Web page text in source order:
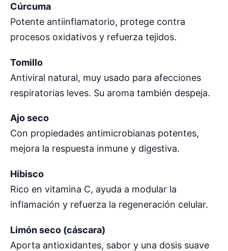
Cúrcuma
Potente antiinflamatorio, protege contra
procesos oxidativos y refuerza tejidos.
Tomillo
Antiviral natural, muy usado para afecciones
respiratorias leves. Su aroma también despeja.
Ajo seco
Con propiedades antimicrobianas potentes,
mejora la respuesta inmune y digestiva.
Hibisco
Rico en vitamina C, ayuda a modular la
inflamación y refuerza la regeneración celular.
Limón seco (cáscara)
Aporta antioxidantes, sabor y una dosis suave